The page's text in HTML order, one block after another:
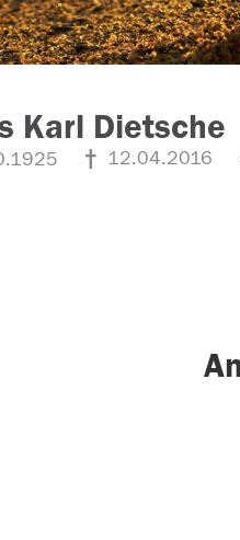
Karl Dietsche
12.04.2016